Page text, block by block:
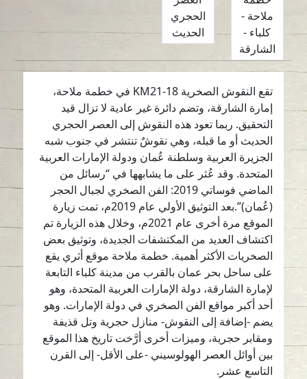
ملاحة -
كلباء -
الشارقة
الحجري
الحديث
تقع النقوش الصخرية KM21-18 في خطمة ملاحة،
إمارة الشارقة، وتضم دائرة غير عادية لا تزال قيد
التحقيق. ربما تعود هذه النقوش إلى العصر الحجري
الحديث أو ما قبله، وهي نقوشٌ تنتشر في جنوب شبه
الجزيرة العربية وسلطنة عُمان ودولة الإمارات العربية
المتحدة. وقد عُثر على ما يشابهها في “رسائل من
الماضي فوساتي 2019: الفن الصخري لجبال الحجر
(عُمان)”.بعد التوثيق الأولي عام 2019م، تمت زيارة
الموقع مرة أخرى عام 2021م، وخلال هذه الزيارة تم
اكتشاف العديد من المكتشفات الجديدة، وتوثيق بعض
الصخريات الأكثر أهمية. خطمة ملاحة موقع أثري يقع
على ساحل بحر عمان بالقرب من مدينة كلباء التابعة
لإمارة الشارقة، دولة الإمارات العربية المتحدة، وهو
أحد أكبر مواقع الفن الصخري في دولة الإمارات. وهو
يضم -إضافة إلى النقوش- منازل حجرية وتل قذيفة
ومقابر حجرية، وميزات أخرى أرَّخت تاريخ هذا الموقع
بين أوائل العصر الهولوسيني -على الأقل- إلى القرن
التاسع عشر.